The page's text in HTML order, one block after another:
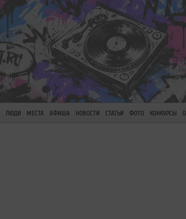
ЛЮДИ МЕСТА АФИША НОВОСТИ СТАТЬИ ФОТО КОНКУРСЫ